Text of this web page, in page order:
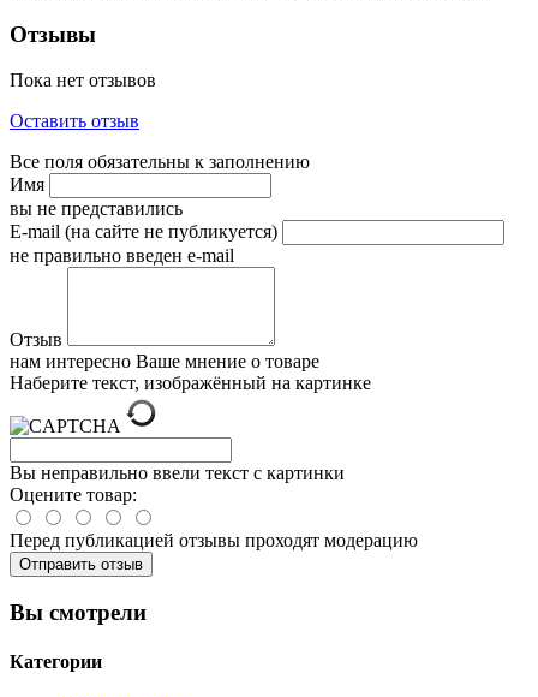
Отзывы
Пока нет отзывов
Оставить отзыв
Все поля обязательны к заполнению
Имя
вы не представились
E-mail (на сайте не публикуется)
не правильно введен e-mail
Отзыв
нам интересно Ваше мнение о товаре
Наберите текст, изображённый на картинке
Вы неправильно ввели текст с картинки
Оцените товар:
Перед публикацией отзывы проходят модерацию
Вы смотрели
Категории